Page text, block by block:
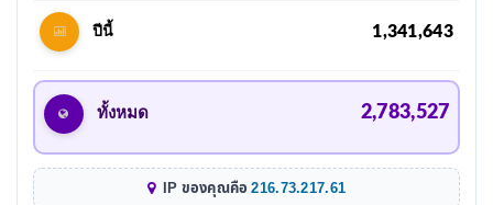
ปีนี้ 1,341,643
ทั้งหมด 2,783,527
IP ของคุณคือ216.73.217.61